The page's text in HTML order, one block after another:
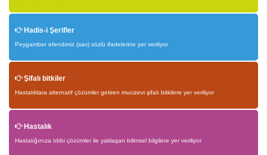
Hadis-i Şerifler
Peygamber efendimiz (sav) sözlü ifadelerine yer veriliyor
Şifalı bitkiler
Hastalıklara alternatif çözümler getiren mucizevi şifalı bitkilere yer veriliyor
Hastalık
Hastalığınıza tıbbi çözümler ile yaklaşan bilimsel bilgilere yer veriliyor